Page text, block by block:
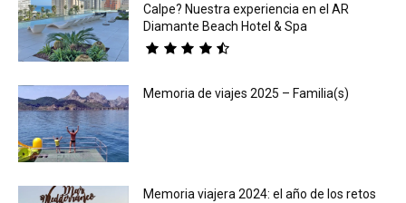
Calpe? Nuestra experiencia en el AR
Diamante Beach Hotel & Spa
Memoria de viajes 2025 – Familia(s)
Memoria viajera 2024: el año de los retos